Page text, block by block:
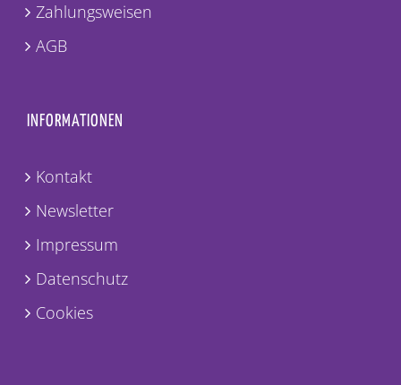
Zahlungsweisen
AGB
INFORMATIONEN
Kontakt
Newsletter
Impressum
Datenschutz
Cookies